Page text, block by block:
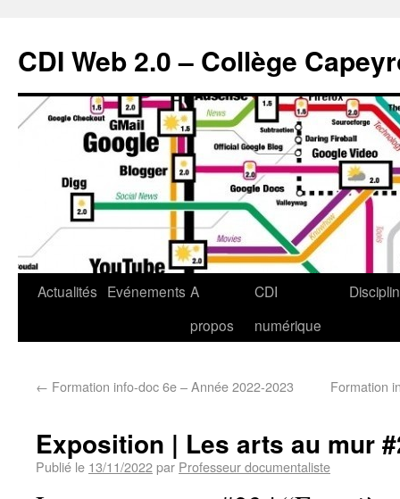
CDI Web 2.0 – Collège
Actualités Evénements A
propos
CDI
numérique
← Formation info-doc 6e – Année 2022-2023 Formation
Exposition | Les arts au mur
Publié le 13/11/2022par Professeur documentaliste